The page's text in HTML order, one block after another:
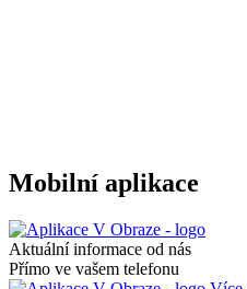
Mobilní aplikace
Aktuální informace od nás
Přímo ve vašem telefonu